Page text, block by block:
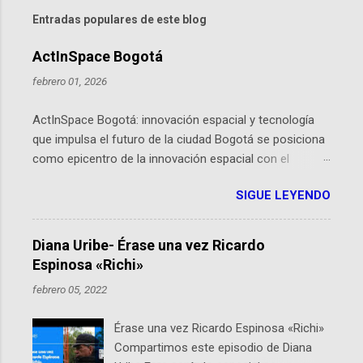
Entradas populares de este blog
ActInSpace Bogotá
febrero 01, 2026
ActInSpace Bogotá: innovación espacial y tecnología
que impulsa el futuro de la ciudad Bogotá se posiciona
como epicentro de la innovación espacial con el
hackathon global que convierte tecnologías de la
Agencia Espacial Europea en soluciones prácticas para
la vida cotidiana. Este evento, organizado por el
Planetario de Bogotá del Idartes y la Universidad de los
Andes, reúne a expertos como el presidente de Airbus
Colombia y líderes del sector aeroespacial para inspirar
por qué importa en Bogotá ActInSpace es una
competencia mundial que opera en más de 60
SIGUE LEYENDO
Diana Uribe- Érase una vez Ricardo
Espinosa «Richi»
febrero 05, 2022
Érase una vez Ricardo Espinosa «Richi»
Compartimos este episodio de Diana